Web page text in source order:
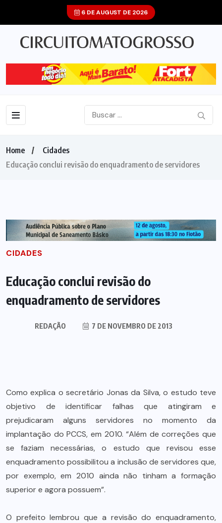
6 DE AUGUST DE 2026
Home
Cidades
Educação conclui revisão do enquadramento de servidores
CIDADES
Educação conclui revisão do
enquadramento de servidores
REDAÇÃO 7 DE NOVEMBRO DE 2013
Como explica o secretário Jonas da Silva, o estudo teve
objetivo de identificar falhas que atingiram e
prejudicaram alguns servidores no momento da
implantação do PCCS, em 2010. “Além de correções que
se faziam necessárias, o estudo que revisou esse
enquadramento possibilitou a inclusão de servidores que,
por exemplo, em 2010 ainda não tinham a formação
superior e agora possuem”.
O prefeito lembrou que a revisão do enquadramento,